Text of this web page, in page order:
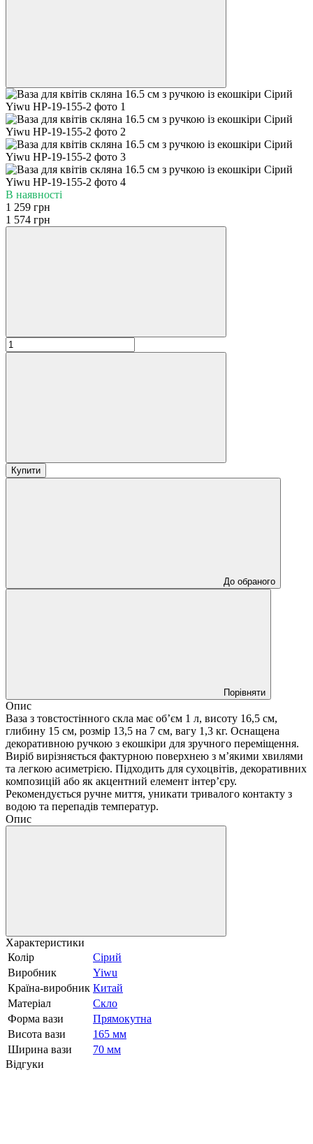
В наявності
1 259 грн
1 574 грн
Купити
До обраного
Порівняти
Опис
Ваза з товстостінного скла має об’єм 1 л, висоту 16,5 см,
глибину 15 см, розмір 13,5 на 7 см, вагу 1,3 кг. Оснащена
декоративною ручкою з екошкіри для зручного переміщення.
Виріб вирізняється фактурною поверхнею з м’якими хвилями
та легкою асиметрією. Підходить для сухоцвітів, декоративних
композицій або як акцентний елемент інтер’єру.
Рекомендується ручне миття, уникати тривалого контакту з
водою та перепадів температур.
Опис
Характеристики
Колір
Сірий
Виробник
Yiwu
Країна-виробник Китай
Матеріал
Скло
Форма вази
Прямокутна
Висота вази
165 мм
Ширина вази
70 мм
Відгуки